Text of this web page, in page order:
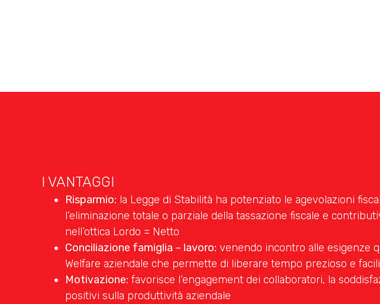
I VANTAGGI
Risparmio: la Legge di Stabilità ha potenziato le agevolazioni
l’eliminazione totale o parziale della tassazione fiscale e
nell’ottica Lordo = Netto
Conciliazione famiglia – lavoro: venendo incontro alle esigenze
Welfare aziendale che permette di liberare tempo prezioso e
Motivazione: favorisce l’engagement dei collaboratori, la
positivi sulla produttività aziendale